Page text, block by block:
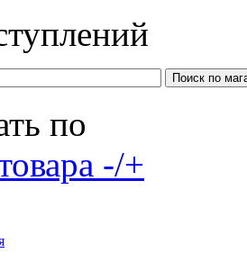
по
-/+